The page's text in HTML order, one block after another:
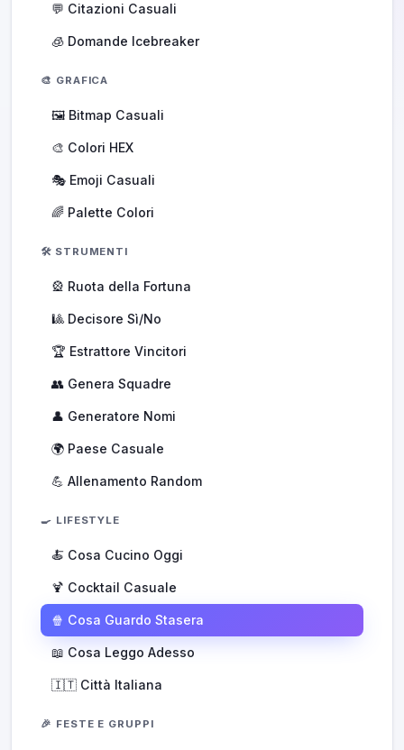
💬 Citazioni Casuali
🧊 Domande Icebreaker
🎨 GRAFICA
🖼️ Bitmap Casuali
🎨 Colori HEX
🎭 Emoji Casuali
🌈 Palette Colori
🛠️ STRUMENTI
🎡 Ruota della Fortuna
🎱 Decisore Sì/No
🏆 Estrattore Vincitori
👥 Genera Squadre
👤 Generatore Nomi
🌍 Paese Casuale
💪 Allenamento Random
🍳 LIFESTYLE
🍝 Cosa Cucino Oggi
🍹 Cocktail Casuale
🍿 Cosa Guardo Stasera
📖 Cosa Leggo Adesso
🇮🇹 Città Italiana
🎉 FESTE E GRUPPI